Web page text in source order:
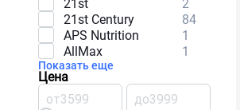
21st
2
21st Century
84
APS Nutrition
1
AllMax
1
Показать еще
Цена
от
до